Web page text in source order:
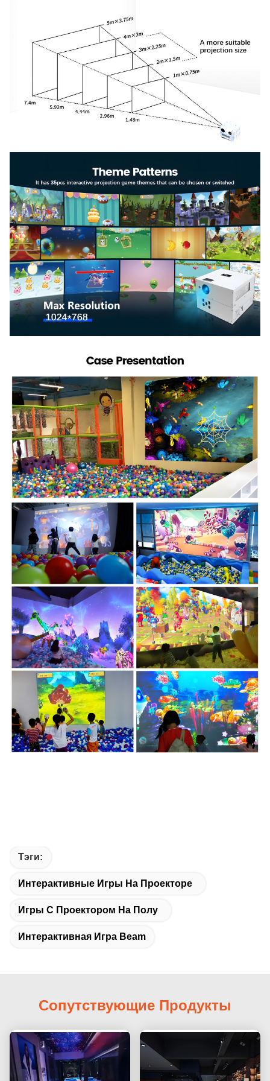
Тэги:
Интерактивные Игры На Проекторе
Игры С Проектором На Полу
Интерактивная Игра Beam
Сопутствующие Продукты